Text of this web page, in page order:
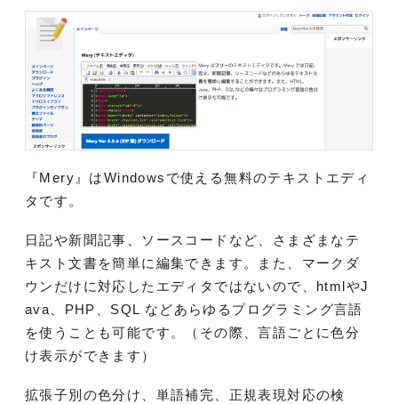
『Mery』はWindowsで使える無料のテキストエディ
タです。
日記や新聞記事、ソースコードなど、さまざまなテ
キスト文書を簡単に編集できます。また、マークダ
ウンだけに対応したエディタではないので、htmlやJ
ava、PHP、SQL などあらゆるプログラミング言語
を使うことも可能です。（その際、言語ごとに色分
け表示ができます）
拡張子別の色分け、単語補完、正規表現対応の検